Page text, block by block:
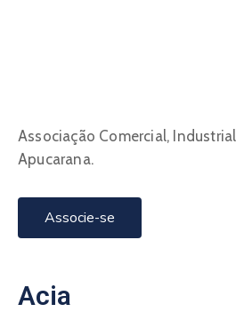
Associação Comercial,
Apucarana.
Associe-se
Acia